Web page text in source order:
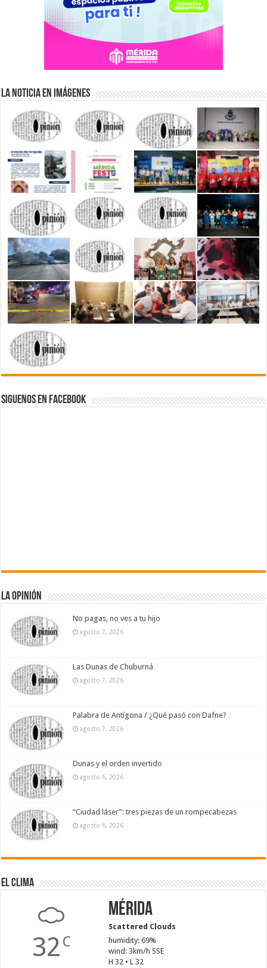
La Noticia en Imágenes
Siguenos en Facebook
La Opinión
No pagas, no ves a tu hijo
agosto 7, 2026
Las Dunas de Chuburná
agosto 7, 2026
Palabra de Antígona / ¿Qué pasó con Dafne?
agosto 7, 2026
Dunas y el orden invertido
agosto 6, 2026
“Ciudad láser”: tres piezas de un rompecabezas
agosto 6, 2026
El Clima
32 C
Mérida
Scattered Clouds
humidity: 69%
wind: 3km/h SSE
H 32 • L 32